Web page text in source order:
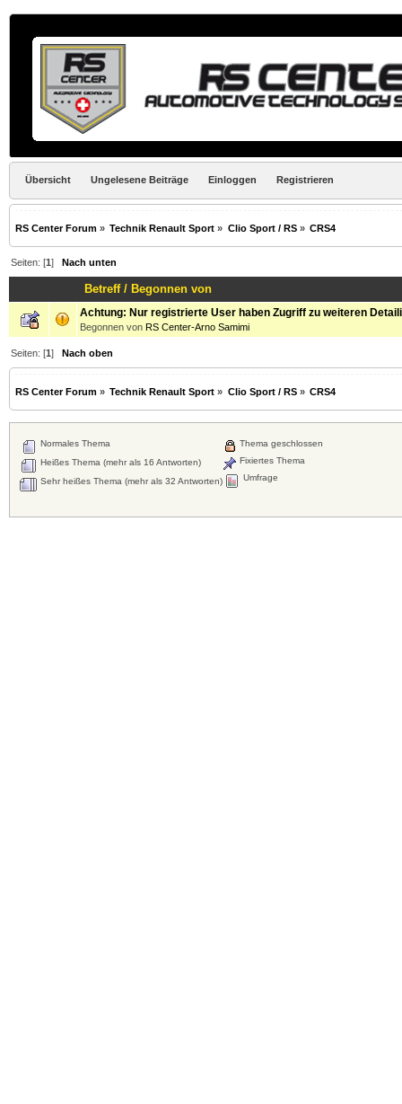
Übersicht Ungelesene Beiträge Einloggen Registrieren
RS Center Forum » Technik Renault Sport » Clio Sport / RS» CRS4
Seiten: [1] Nach unten
Betreff/ Begonnen von
Achtung: Nur registrierte User haben Zugriff zu weiteren
Begonnen von RS Center-Arno Samimi
Seiten: [1]Nach oben
RS Center Forum » Technik Renault Sport » Clio Sport / RS» CRS4
Normales Thema
Heißes Thema (mehr als 16 Antworten)
Sehr heißes Thema (mehr als 32 Antworten)
Thema geschlossen
Fixiertes Thema
Umfrage